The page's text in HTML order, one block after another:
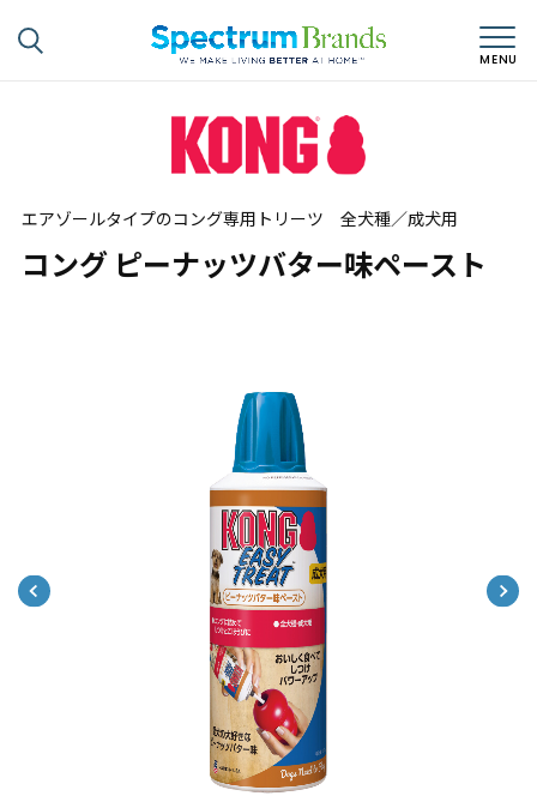
エアゾールタイプのコング専用トリーツ 全犬種／成犬用
コング ピーナッツバター味ペースト